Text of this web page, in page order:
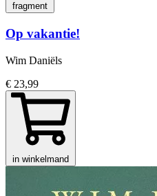
fragment
Op vakantie!
Wim Daniëls
€ 23,99
in winkelmand